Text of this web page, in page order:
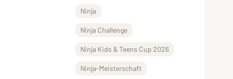
Ninja
Ninja Challenge
Ninja Kids & Teens Cup 2026
Ninja-Meisterschaft